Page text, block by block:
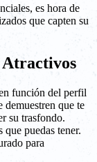
es hora de
que capten su
función del perfil
demuestren que te
su trasfondo.
puedas tener.
para